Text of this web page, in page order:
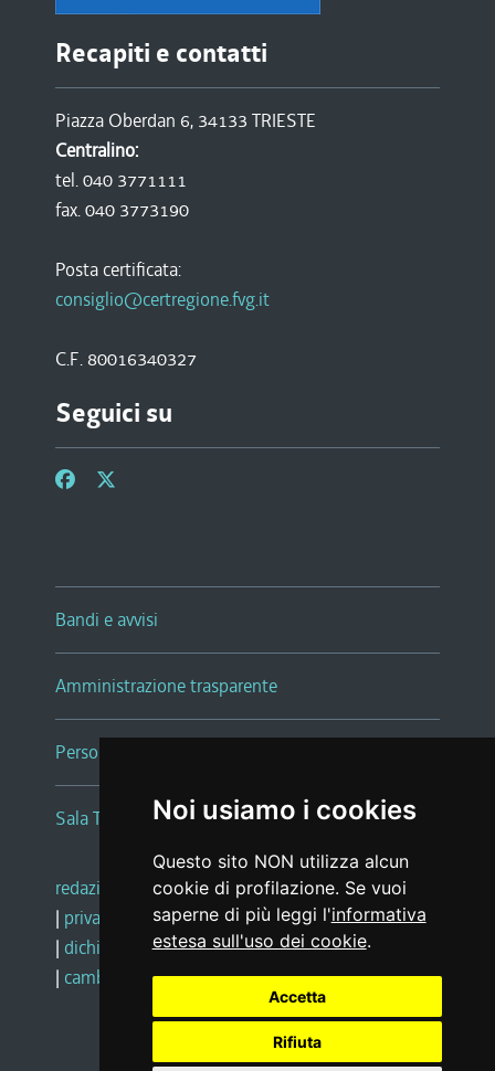
Noi usiamo i cookies
Questo sito NON utilizza alcun
cookie di profilazione. Se vuoi
saperne di più leggi l'informativa
estesa sull'uso dei cookie.
Accetta
Rifiuta
Recapiti e contatti
Piazza Oberdan 6, 34133 TRIESTE
Centralino:
tel. 040 3771111
fax. 040 3773190
Posta certificata:
consiglio@certregione.fvg.it
C.F. 80016340327
Seguici su
Bandi e avvisi
Amministrazione trasparente
Persone e Uffici
Sala Tiziano Tessitori
redazione web |note legali |glossario
| privacy
social media policy
| dichiarazione di accessibilità |feedback
| cambio preferenze cookie
Realizzato da